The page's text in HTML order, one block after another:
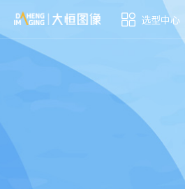
选型中心